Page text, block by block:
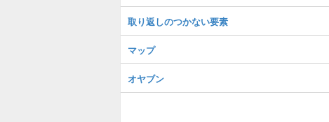
取り返しのつかない要素
マップ
オヤブン